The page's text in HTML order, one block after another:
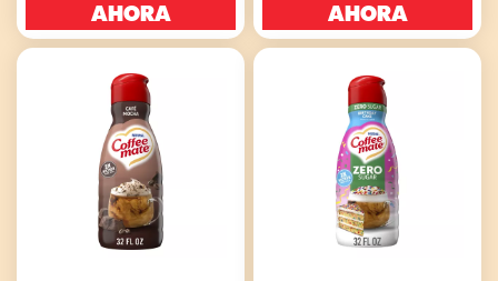
AHORA
AHORA